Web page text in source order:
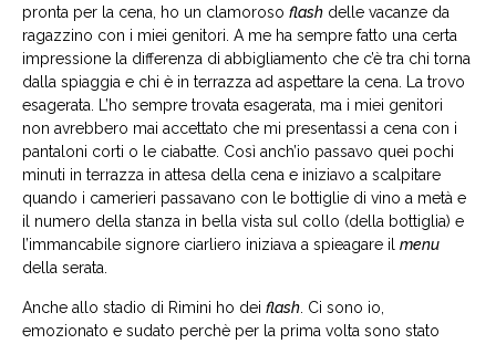
pronta per la cena, ho un clamoroso flash delle vacanze da
ragazzino con i miei genitori. A me ha sempre fatto una certa
impressione la differenza di abbigliamento che c’è tra chi torna
dalla spiaggia e chi è in terrazza ad aspettare la cena. La trovo
esagerata. L’ho sempre trovata esagerata, ma i miei genitori
non avrebbero mai accettato che mi presentassi a cena con i
pantaloni corti o le ciabatte. Così anch’io passavo quei pochi
minuti in terrazza in attesa della cena e iniziavo a scalpitare
quando i camerieri passavano con le bottiglie di vino a metà e
il numero della stanza in bella vista sul collo (della bottiglia) e
l’immancabile signore ciarliero iniziava a spieagare il menu
della serata.
Anche allo stadio di Rimini ho dei flash. Ci sono io,
emozionato e sudato perchè per la prima volta sono stato